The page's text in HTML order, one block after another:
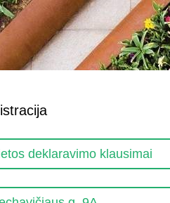
deklaravimo klausimai